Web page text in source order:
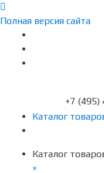
Полная версия сайта
+7 (495)
Каталог
Каталог
×